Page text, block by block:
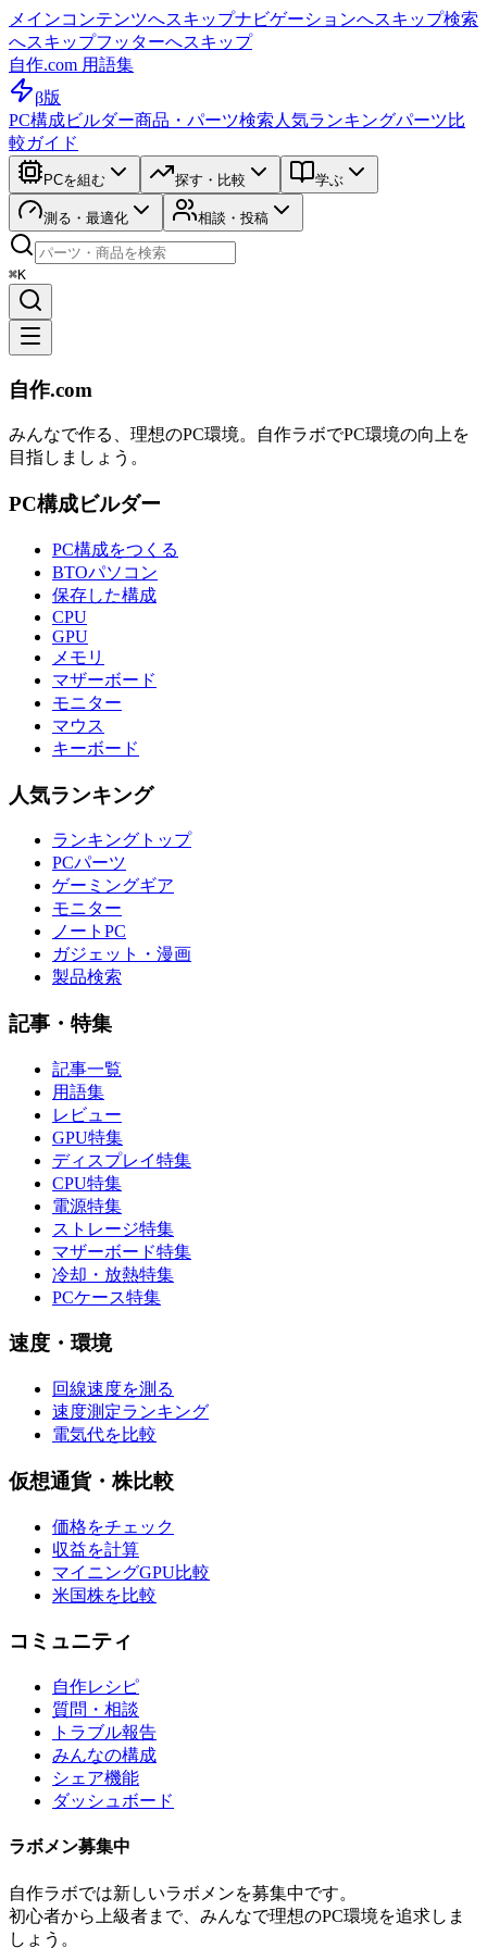
メインコンテンツへスキップナビゲーションへスキップ検索
へスキップフッターへスキップ
自作.com 用語集
β版
PC構成ビルダー商品・パーツ検索 人気ランキングパーツ比
較ガイド
PCを組む 探す・比較 学ぶ
測る・最適化 相談・投稿
⌘K
自作.com
みんなで作る、理想のPC環境。 自作ラボでPC環境の向上を
目指しましょう。
PC構成ビルダー
PC構成をつくる
BTOパソコン
保存した構成
CPU
GPU
メモリ
マザーボード
モニター
マウス
キーボード
人気ランキング
ランキングトップ
PCパーツ
ゲーミングギア
モニター
ノートPC
ガジェット・漫画
製品検索
記事・特集
記事一覧
用語集
レビュー
GPU特集
ディスプレイ特集
CPU特集
電源特集
ストレージ特集
マザーボード特集
冷却・放熱特集
PCケース特集
速度・環境
回線速度を測る
速度測定ランキング
電気代を比較
仮想通貨・株比較
価格をチェック
収益を計算
マイニングGPU比較
米国株を比較
コミュニティ
自作レシピ
質問・相談
トラブル報告
みんなの構成
シェア機能
ダッシュボード
ラボメン募集中
自作ラボでは新しいラボメンを募集中です。
初心者から上級者まで、みんなで理想のPC環境を追求しま
しょう。